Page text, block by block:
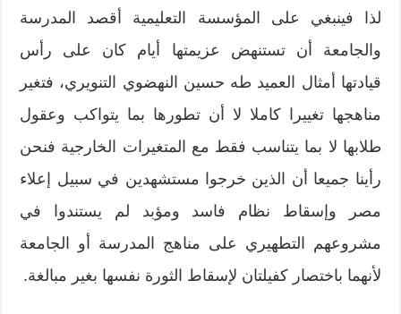
لذا فينبغي على المؤسسة التعليمية أقصد المدرسة
والجامعة أن تستنهض عزيمتها أيام كان على رأس
قيادتها أمثال العميد طه حسين النهضوي التنويري، فتغير
مناهجها تغييرا كاملا لا أن تطورها بما يتواكب وعقول
طلابها لا بما يتناسب فقط مع المتغيرات الخارجية فنحن
رأينا جميعا أن الذين خرجوا مستشهدين في سبيل إعلاء
مصر وإسقاط نظام فاسد ومؤبد لم يستندوا في
مشروعهم التطهيري على مناهج المدرسة أو الجامعة
لأنهما باختصار كفيلتان لإسقاط الثورة نفسها بغير مبالغة.